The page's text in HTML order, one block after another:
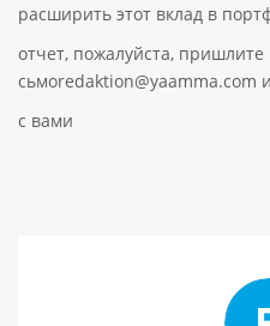
расширить этот вклад в
отчет, пожалуйста,
сьмоredaktion@yaamma.com
с вами